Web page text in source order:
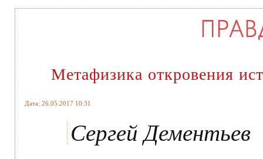
Метафизика откровения
Дата: 26.05.2017 10:31
Сергей Дементьев